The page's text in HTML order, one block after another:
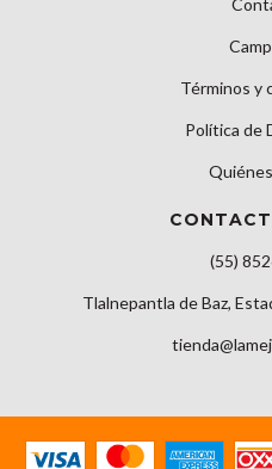
Términos y
Política de
(55)
Tlalnepantla de Baz,